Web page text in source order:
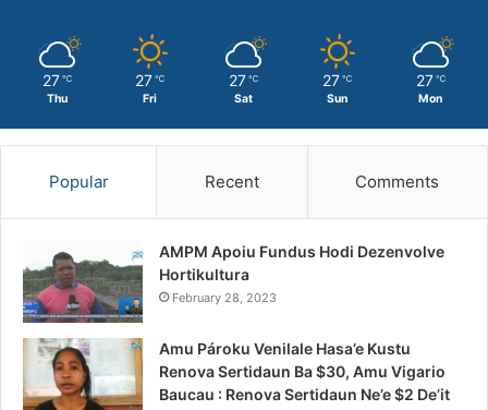
27 ℃
Thu
27 ℃
Fri
27 ℃
Sat
27 ℃
Sun
27 ℃
Mon
Popular Recent Comments
AMPM Apoiu Fundus Hodi Dezenvolve
Hortikultura
February 28, 2023
Amu Pároku Venilale Hasa’e Kustu
Renova Sertidaun Ba $30, Amu Vigario
Baucau : Renova Sertidaun Ne’e $2 De’it